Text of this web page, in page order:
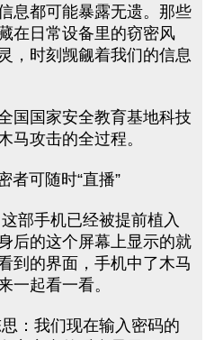
息都可能暴露无遗。那些
在日常设备里的窃密风
，时刻觊觎着我们的信息
国国家安全教育基地科技
马攻击的全过程。
者可随时“直播”
部手机已经被提前植入
后的这个屏幕上显示的就
到的界面，手机中了木马
一起看一看。
：我们现在输入密码的